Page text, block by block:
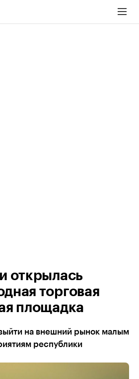
открылась
торговая
площадка
на внешний рынок малым
республики